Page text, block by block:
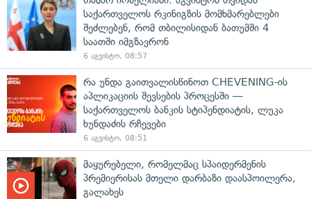
საქართველოს რკინიგზის მომხმარებლები
შეძლებენ, რომ თბილისიდან ბათუმში 4
საათში იმგზავრონ
6 აგვისტო, 08:57
რა უნდა გაითვალისწინოთ CHEVENING-ის
აპლიკაციის შევსების პროცესში —
საქართველოს ბანკის სტიპენდიატის, ლუკა
ხუნდაძის რჩევები
6 აგვისტო, 08:51
მაყურებელი, რომელმაც სპაიდერმენის
პრემიერისას მთელი დარბაზი დაასპოილერა,
გალახეს